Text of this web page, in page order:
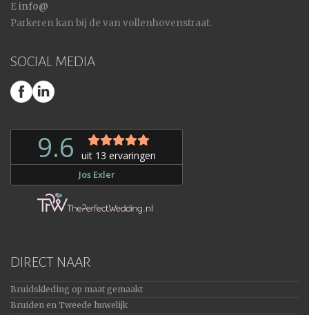
Einfo@
Parkeren kan bij de van vollenhovenstraat.
SOCIAL MEDIA
DIRECT NAAR
Bruidskleding op maat gemaakt
Bruiden en Tweede huwelijk